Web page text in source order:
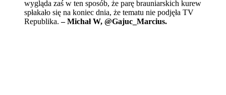
wygląda zaś w ten sposób, że parę brauniarskich kurew
spłakało się na koniec dnia, że tematu nie podjęła TV
Republika.– Michał W, @Gajuc_Marcius.